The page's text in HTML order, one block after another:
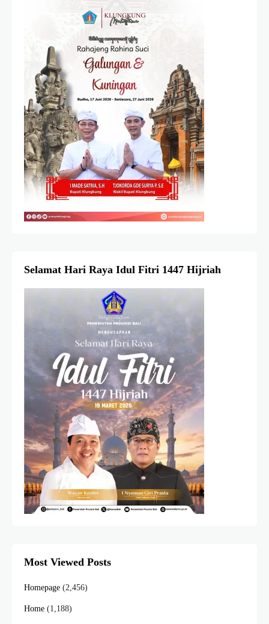
Selamat Hari Raya Idul Fitri 1447 Hijriah
Most Viewed Posts
Homepage (2,456)
Home (1,188)